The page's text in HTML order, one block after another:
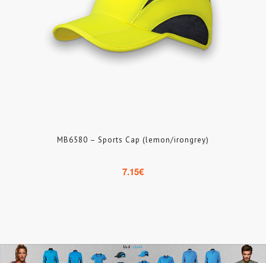
MB6580 – Sports Cap (lemon/irongrey)
7.15€